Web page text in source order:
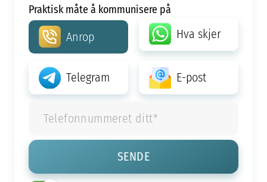
Praktisk måte å kommunisere på
Anrop Hva skjer
Telegram E-post